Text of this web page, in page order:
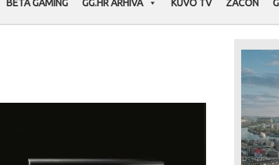
BETA GAMING GG.HR ARHIVA KUVO TV ZACON